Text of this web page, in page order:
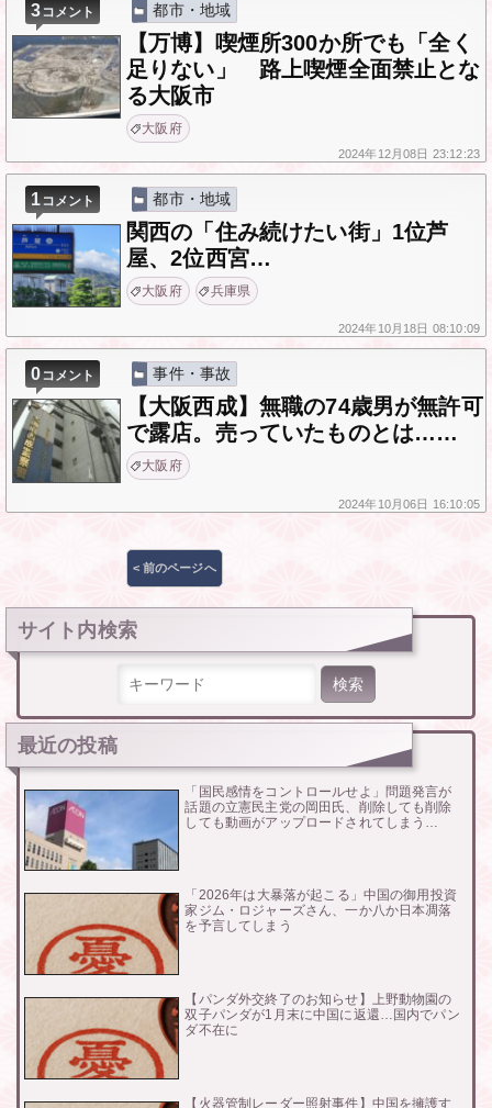
3コメント 都市・地域
【万博】喫煙所300か所でも「全く
足りない」 路上喫煙全面禁止とな
る大阪市
大阪府
2024年12月08日 23:12:23
1コメント 都市・地域
関西の「住み続けたい街」1位芦
屋、2位西宮…
大阪府 兵庫県
2024年10月18日 08:10:09
0コメント 事件・事故
【大阪西成】無職の74歳男が無許可
で露店。売っていたものとは……
大阪府
2024年10月06日 16:10:05
ゲ
ョ
< 前のページへ
サイト内検索
最近の投稿
「国民感情をコントロールせよ」問題発言が
話題の立憲民主党の岡田氏、削除しても削除
しても動画がアップロードされてしまう…
「2026年は大暴落が起こる」中国の御用投資
家ジム・ロジャーズさん、一か八か日本凋落
を予言してしまう
【パンダ外交終了のお知らせ】上野動物園の
双子パンダが1月末に中国に返還…国内でパン
ダ不在に
【火器管制レーダー照射事件】中国を擁護す